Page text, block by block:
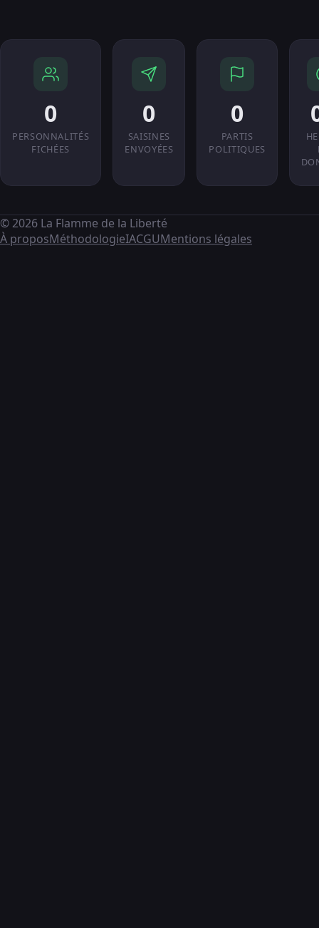
0
PERSONNALITÉS
FICHÉES
0
SAISINES
ENVOYÉES
0
PARTIS
POLITIQUES
© 2026 La Flamme de la Liberté
À proposMéthodologieIACGUMentions légales